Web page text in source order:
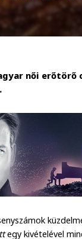
női
egy kivételével